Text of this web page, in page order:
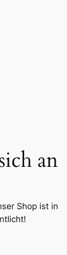
an
Shop ist in